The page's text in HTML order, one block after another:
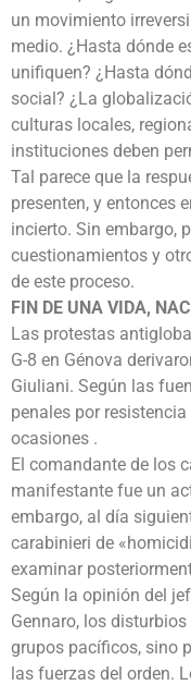
un movimiento
medio. ¿Hasta dónde
unifiquen? ¿Hasta
social? ¿La
culturas locales,
instituciones deben
Tal parece que la
presenten, y entonces
incierto. Sin embargo,
cuestionamientos y
de este proceso.
FIN DE UNA VIDA,
Las protestas
G-8 en Génova
Giuliani. Según las
penales por
ocasiones .
El comandante de los
manifestante fue un
embargo, al día
carabinieri de
examinar
Según la opinión del
Gennaro, los
grupos pacíficos, sino
las fuerzas del orden.